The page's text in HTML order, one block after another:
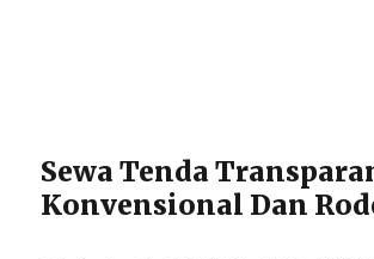
Sewa Tenda
Konvensional Dan